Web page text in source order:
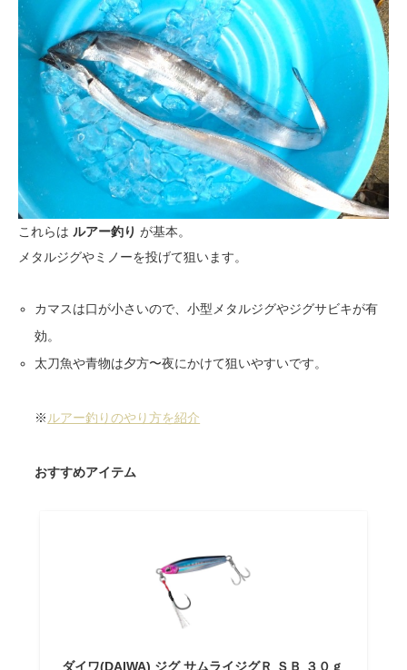
これらは ルアー釣り が基本。
メタルジグやミノーを投げて狙います。
カマスは口が小さいので、小型メタルジグやジグサビキが有
効。
太刀魚や青物は夕方〜夜にかけて狙いやすいです。
※ ルアー釣りのやり方を紹介
おすすめアイテム
ダイワ(DAIWA) ジグ サムライジグＲ ＳＢ ３０ｇ